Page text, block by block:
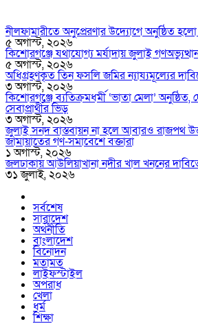
নীলফামারীতে অনুপ্রেরণার উদ্যোগে অনুষ্ঠিত
৫ অগাস্ট, ২০২৬
কিশোরগঞ্জে যথাযোগ্য মর্যাদায় জুলাই
৫ অগাস্ট, ২০২৬
অধিগ্রহণকৃত তিন ফসলি জমির ন্যায্যমূল্যের
৩ অগাস্ট, ২০২৬
কিশোরগঞ্জে ব্যতিক্রমধর্মী ‘ভাতা মেলা’ অনুষ্ঠিত,
সেবাপ্রার্থীর ভিড়
৩ অগাস্ট, ২০২৬
জুলাই সনদ বাস্তবায়ন না হলে আবারও রাজপথ
জামায়াতের গণ-সমাবেশে বক্তারা
১ অগাস্ট, ২০২৬
জলঢাকায় আউলিয়াখানা নদীর খাল খননের
৩১ জুলাই, ২০২৬
সর্বশেষ
সারাদেশ
অর্থনীতি
বাংলাদেশ
বিনোদন
মতামত
লাইফস্টাইল
অপরাধ
খেলা
ধর্ম
শিক্ষা